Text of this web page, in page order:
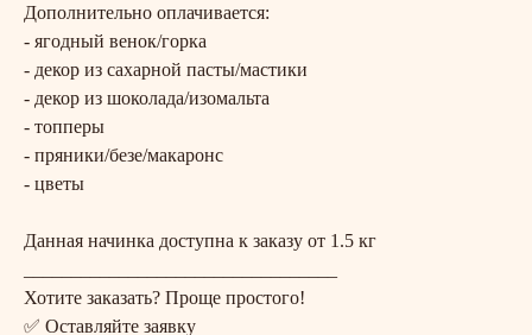
Дополнительно оплачивается:
- ягодный венок/горка
- декор из сахарной пасты/мастики
- декор из шоколада/изомальта
- топперы
- пряники/безе/макаронс
- цветы
Данная начинка доступна к заказу от 1.5 кг
Хотите заказать? Проще простого!
✅ Оставляйте заявку